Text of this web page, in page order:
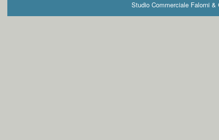
Studio Commerciale Falorni